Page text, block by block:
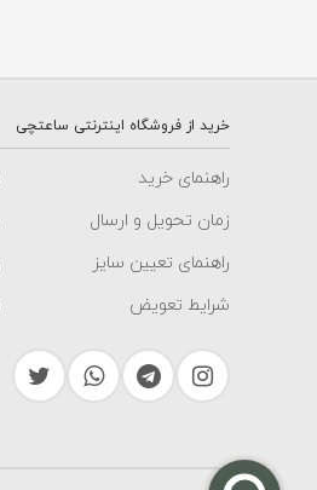
خرید از فروشگاه اینترنتی ساعتچی
راهنمای خرید
زمان تحویل و ارسال
راهنمای تعیین سایز
شرایط تعویض